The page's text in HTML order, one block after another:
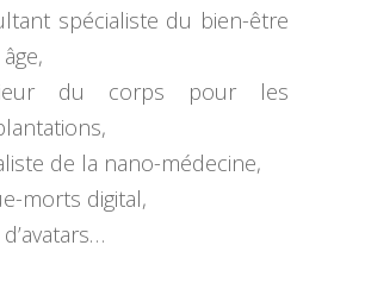
spécialiste du bien-être
du corps pour les
de la nano-médecine,
morts digital,